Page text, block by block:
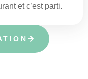
et c’est parti.